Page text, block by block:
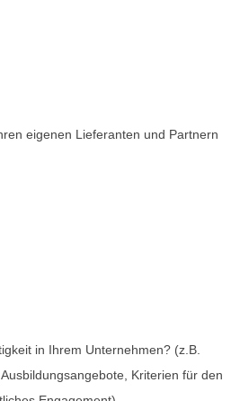
eigenen Lieferanten und Partnern
in Ihrem Unternehmen? (z.B.
Kriterien für den